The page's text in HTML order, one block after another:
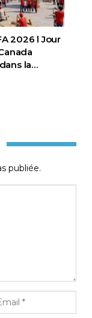
2026 l Jour
la…
publiée.